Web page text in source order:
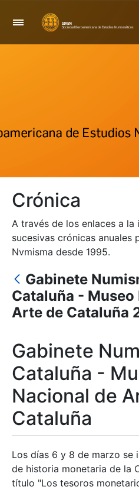
Navegació
Mostra/Amaga
Mostra/Amaga
Mostra/Amaga
Crónica
A través de los enlaces a
sucesivas crónicas anuales
Nvmisma desde 1995.
Gabinete
Cataluña - Museo
Arte de Cataluña
Gabinete
Cataluña -
Nacional de
Cataluña
Los días 6 y 8 de marzo se
de historia monetaria de la
título "Los tesoros